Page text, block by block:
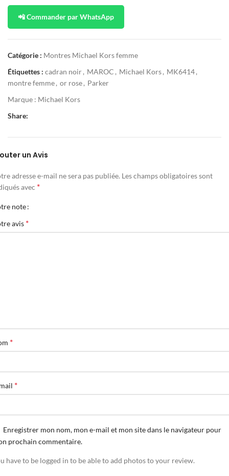
📲 Commander par WhatsApp
Catégorie : Montres Michael Kors femme
Étiquettes : cadran noir, MAROC , Michael Kors, MK6414,
montre femme, or rose, Parker
Marque : Michael Kors
Share:
un Avis
adresse e-mail ne sera pas publiée. Les champs obligatoires sont
avec *
note
avis *
*
*
Enregistrer mon nom, mon e-mail et mon site dans le navigateur pour
prochain commentaire.
have to be logged in to be able to add photos to your review.